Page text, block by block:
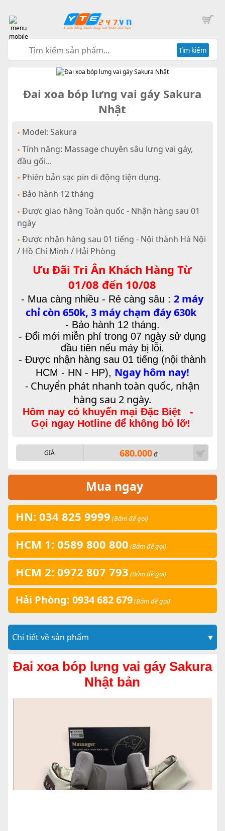
Tìm kiếm
Đai xoa bóp lưng vai gáy Sakura
Nhật
• Model: Sakura
• Tính năng: Massage chuyên sâu lưng vai gáy,
đầu gối...
• Phiên bản sạc pin di động tiện dụng.
• Bảo hành 12 tháng
• Được giao hàng Toàn quốc - Nhận hàng sau 01
ngày
• Được nhận hàng sau 01 tiếng - Nội thành Hà Nội
/ Hồ Chí Minh / Hải Phòng
Ưu Đãi Tri Ân Khách Hàng Từ
01/08 đến 10/08
- Mua càng nhiều - Rẻ càng sâu :2 máy
chỉ còn 650k, 3 máy chạm đáy 630k
- Bảo hành 12 tháng.
- Đổi mới miễn phí trong 07 ngày sử dụng
đầu tiên nếu máy bị lỗi.
- Được nhận hàng sau 01 tiếng (nội thành
HCM - HN - HP), Ngay hôm nay!
- Chuyển phát nhanh toàn quốc, nhận
hàng sau 2 ngày.
Hôm nay có khuyến mại Đặc Biệt -
Gọi ngay Hotline để không bỏ lỡ!
GIÁ 680.000đ
Mua ngay
HN: 034 825 9999 (Bấm để gọi)
HCM 1: 0589 800 800 (Bấm để gọi)
HCM 2: 0972 807 793 (Bấm để gọi)
Hải Phòng: 0934 682 679(Bấm để gọi)
Chi tiết về sản phẩm ▼
Đai xoa bóp lưng vai gáy Sakura
Nhật bản